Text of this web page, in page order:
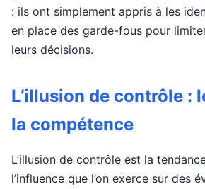
: ils ont simplement appris à les
en place des garde-fous pour
leurs décisions.
L’illusion de contrôle :
la compétence
L’illusion de contrôle est la
l’influence que l’on exerce sur des